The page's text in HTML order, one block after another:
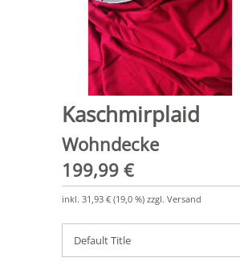
Kaschmirplaid
Wohndecke
199,99 €
inkl. 31,93 € (19,0 %) zzgl. Versand